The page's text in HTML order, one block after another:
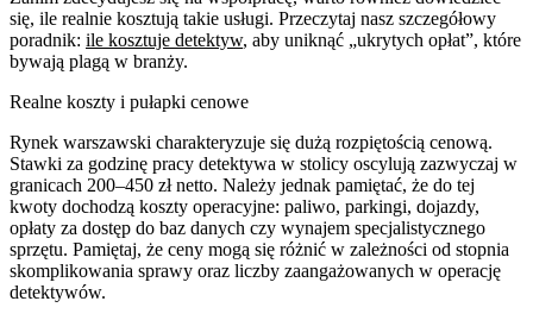
się, ile realnie kosztują takie usługi. Przeczytaj nasz szczegółowy
poradnik: ile kosztuje detektyw, aby uniknąć „ukrytych opłat”, które
bywają plagą w branży.
Realne koszty i pułapki cenowe
Rynek warszawski charakteryzuje się dużą rozpiętością cenową.
Stawki za godzinę pracy detektywa w stolicy oscylują zazwyczaj w
granicach 200–450 zł netto. Należy jednak pamiętać, że do tej
kwoty dochodzą koszty operacyjne: paliwo, parkingi, dojazdy,
opłaty za dostęp do baz danych czy wynajem specjalistycznego
sprzętu. Pamiętaj, że ceny mogą się różnić w zależności od stopnia
skomplikowania sprawy oraz liczby zaangażowanych w operację
detektywów.